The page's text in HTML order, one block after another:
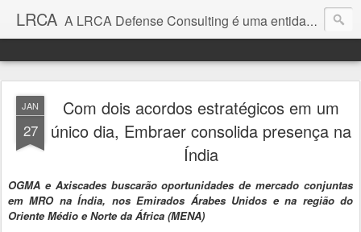
LRCA A LRCA Defense Consulting é uma entidade sem fins lucrativos que se dedica a produzir e divulgar notícias e análises sobre as Empresas de Defesa. Não somos jornalistas e nem este é um blog jornalístico.
JAN
27
Com dois acordos estratégicos em um
único dia, Embraer consolida presença na
Índia
OGMA e Axiscades buscarão oportunidades de mercado conjuntas
em MRO na Índia, nos Emirados Árabes Unidos e na região do
Oriente Médio e Norte da África (MENA)